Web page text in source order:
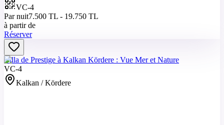
VC-4
Par nuit7.500 TL - 19.750 TL
à partir de
Réserver
Villa de Prestige à Kalkan Kördere : Vue Mer et Nature
VC-4
Kalkan / Kördere